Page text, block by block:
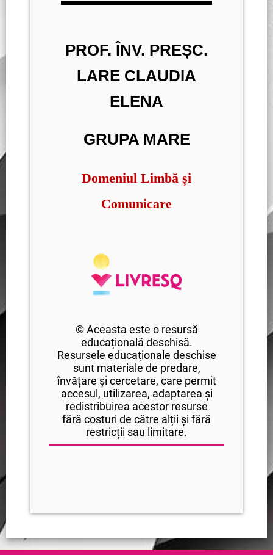
PROF. ÎNV. PREȘC.
LARE CLAUDIA
ELENA
GRUPA MARE
Domeniul Limbă și
Comunicare
© Aceasta este o resursă
educațională deschisă.
Resursele educaționale deschise
sunt materiale de predare,
învățare și cercetare, care permit
accesul, utilizarea, adaptarea și
redistribuirea acestor resurse
fără costuri de către alții și fără
restricții sau limitare.